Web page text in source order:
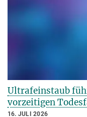
Ultrafeinstaub
vorzeitigen
16. JULI 2026